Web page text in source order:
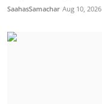
SaahasSamachar Aug 10, 2026